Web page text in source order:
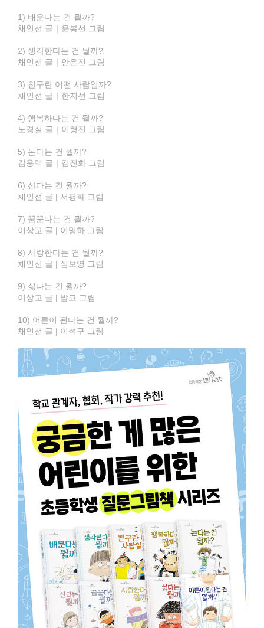
1) 배운다는 건 뭘까?
채인선 글｜윤봉선 그림
2) 생각한다는 건 뭘까?
채인선 글｜안은진 그림
3) 친구란 어떤 사람일까?
채인선 글｜한지선 그림
4) 행복하다는 건 뭘까?
노경실 글｜이형진 그림
5) 논다는 건 뭘까?
김용택 글｜김진화 그림
6) 산다는 건 뭘까?
채인선 글 | 서평화 그림
7) 꿈꾼다는 건 뭘까?
이상교 글 | 이명하 그림
8) 사랑한다는 건 뭘까?
채인선 글 | 심보영 그림
9) 싫다는 건 뭘까?
이상교 글 | 밤코 그림
10) 어른이 된다는 건 뭘까?
채인선 글 | 이석구 그림